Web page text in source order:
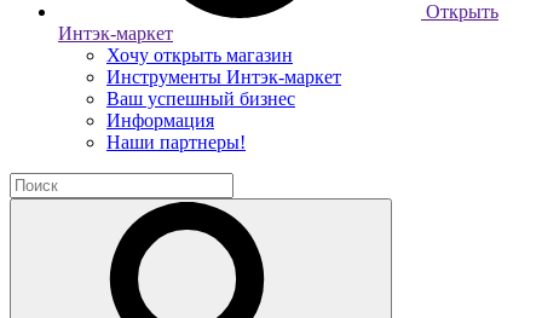
Открыть
Интэк-маркет
Хочу открыть магазин
Инструменты Интэк-маркет
Ваш успешный бизнес
Информация
Наши партнеры!